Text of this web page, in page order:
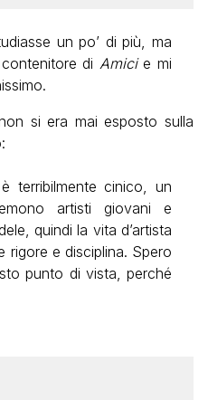
un po’ di più, ma
di Amicie mi
si era mai esposto sulla
terribilmente cinico, un
artisti giovani e
quindi la vita d’artista
rigore e disciplina. Spero
punto di vista, perché